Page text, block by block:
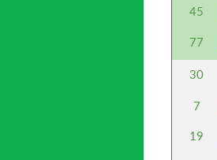
45
77
30
7
19